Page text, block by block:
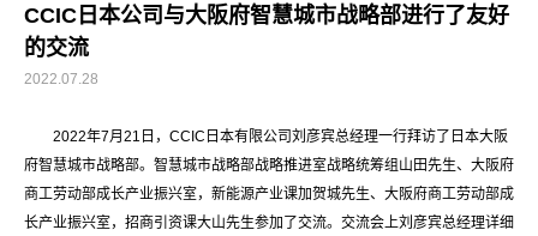
CCIC日本公司与大阪府智慧城市战略部进行了友好
的交流
2022.07.28
2022年7月21日，CCIC日本有限公司刘彦宾总经理一行拜访了日本大阪
府智慧城市战略部。智慧城市战略部战略推进室战略统筹组山田先生、大阪府
商工劳动部成长产业振兴室，新能源产业课加贺城先生、大阪府商工劳动部成
长产业振兴室，招商引资课大山先生参加了交流。交流会上刘彦宾总经理详细